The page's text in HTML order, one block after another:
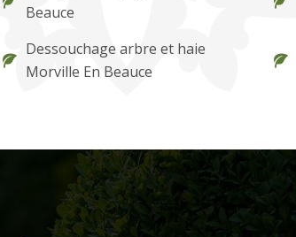
Beauce
Dessouchage arbre et haie
Morville En Beauce